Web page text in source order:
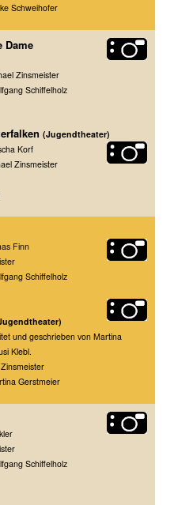
Schweihofer
Dame
Zinsmeister
Schiffelholz
(Jugendtheater)
und Sascha Korf
Zinsmeister
Finn
Schiffelholz
und geschrieben von Martina
Klebl.
Gerstmeier
Schiffelholz